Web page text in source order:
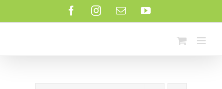
FacebookInstagram
Correo
electrónico
YouTube